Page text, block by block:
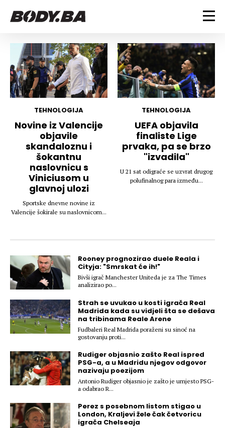
FITNESS
Vježbanje
Mršanje
Discipline
Indoor & Outdoor
BODYBUILDING
Trening i vježbe
Takmičarski bodybuilding
Savjeti
Ostalo
Dijete
Nutricionizam
Recepti
Suplementi
Tablica kalorija
ZDRAVLJE
Um i tijelo
Povrede i bolesti
Lifestyle
Trudnice
LIFESTYLE
Bodybuilding
Fitness
Ishrana
VODA
MAGAZIN
Šminka
Tehnologija
KALORIJE
TEHNOLOGIJA
Novine iz Valencije
objavile
skandaloznu i
šokantnu
naslovnicu s
Viniciusom u
glavnoj ulozi
Sportske dnevne novine iz
Valencije šokirale su naslovnicom...
TEHNOLOGIJA
UEFA objavila
finaliste Lige
prvaka, pa se brzo
"izvadila"
U 21 sat odigraće se uzvrat drugog
polufinalnog para između...
Rooney prognozirao duele Reala i
Cityja: "Smrskat će ih!"
Bivši igrač Manchester Uniteda je za The Times
analizirao po...
Strah se uvukao u kosti igrača Real
Madrida kada su vidjeli šta se dešava
na tribinama Reale Arene
Fudbaleri Real Madrida poraženi su sinoć na
gostovanju proti...
Rudiger objasnio zašto Real ispred
PSG-a, a u Madridu njegov odgovor
nazivaju poezijom
Antonio Rudiger objasnio je zašto je umjesto PSG-
a odabrao R...
Perez s posebnom listom stigao u
London, Kraljevi žele čak četvoricu
igrača Chelseaja